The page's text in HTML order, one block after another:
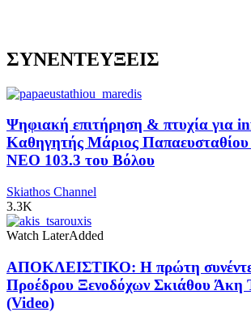
ΣΥΝΕΝΤΕΥΞΕΙΣ
Ψηφιακή επιτήρηση & πτυχία για
Καθηγητής Μάριος
NEO 103.3 του Βόλου
Skiathos Channel
3.3K
Watch LaterAdded
ΑΠΟΚΛΕΙΣΤΙΚΟ: Η πρώτη
Προέδρου Ξενοδόχων Σκιάθου Άκη
(Video)